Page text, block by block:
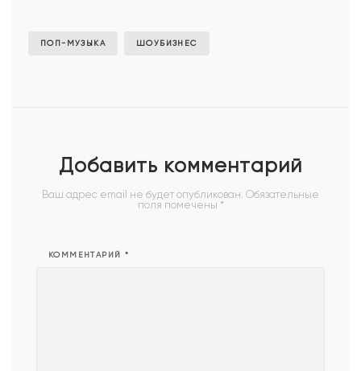
ПОП-МУЗЫКА ШОУБИЗНЕС
Добавить комментарий
Ваш адрес email не будет опубликован. Обязательные
поля помечены *
КОММЕНТАРИЙ *